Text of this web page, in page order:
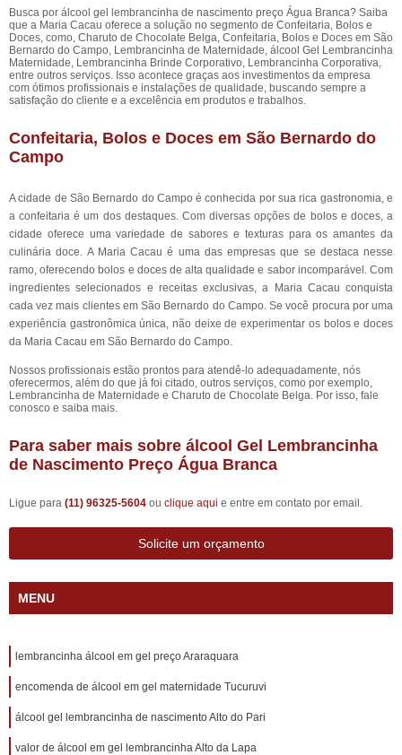
Busca por álcool gel lembrancinha de nascimento preço Água Branca? Saiba
que a Maria Cacau oferece a solução no segmento de Confeitaria, Bolos e
Doces, como, Charuto de Chocolate Belga, Confeitaria, Bolos e Doces em São
Bernardo do Campo, Lembrancinha de Maternidade, álcool Gel Lembrancinha
Maternidade, Lembrancinha Brinde Corporativo, Lembrancinha Corporativa,
entre outros serviços. Isso acontece graças aos investimentos da empresa
com ótimos profissionais e instalações de qualidade, buscando sempre a
satisfação do cliente e a excelência em produtos e trabalhos.
Confeitaria, Bolos e Doces em São Bernardo do
Campo
A cidade de São Bernardo do Campo é conhecida por sua rica gastronomia, e
a confeitaria é um dos destaques. Com diversas opções de bolos e doces, a
cidade oferece uma variedade de sabores e texturas para os amantes da
culinária doce. A Maria Cacau é uma das empresas que se destaca nesse
ramo, oferecendo bolos e doces de alta qualidade e sabor incomparável. Com
ingredientes selecionados e receitas exclusivas, a Maria Cacau conquista
cada vez mais clientes em São Bernardo do Campo. Se você procura por uma
experiência gastronômica única, não deixe de experimentar os bolos e doces
da Maria Cacau em São Bernardo do Campo.
Nossos profissionais estão prontos para atendê-lo adequadamente, nós
oferecermos, além do que já foi citado, outros serviços, como por exemplo,
Lembrancinha de Maternidade e Charuto de Chocolate Belga. Por isso, fale
conosco e saiba mais.
Para saber mais sobre álcool Gel Lembrancinha
de Nascimento Preço Água Branca
Ligue para (11) 96325-5604 ou clique aqui e entre em contato por email.
Solicite um orçamento
MENU
lembrancinha álcool em gel preço Araraquara
encomenda de álcool em gel maternidade Tucuruvi
álcool gel lembrancinha de nascimento Alto do Pari
valor de álcool em gel lembrancinha Alto da Lapa